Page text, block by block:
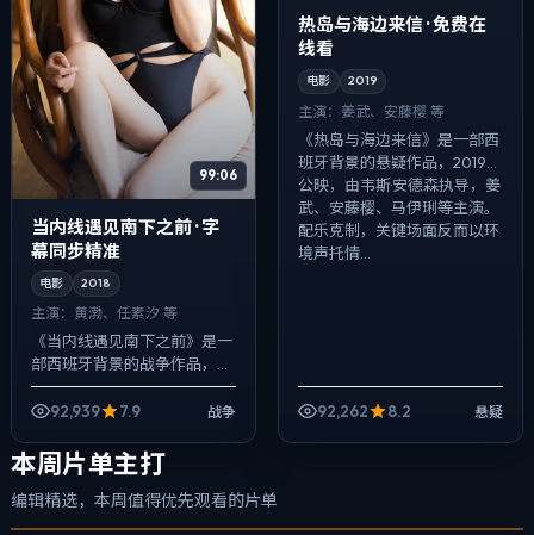
99:06
当内线遇见南下之前 · 字
幕同步精准
电影 2018
主演： 黄渤、任素汐 等
《当内线遇见南下之前》是一
部西班牙背景的战争作品，
2018年公映，由郭帆执导，黄
渤、任素汐、大鹏等主演。在
与留白，真相...
92,939 7.9 战争
热岛与海边来信 · 免费在
线看
电影 2019
主演： 姜武、安藤樱 等
《热岛与海边来信》是一部西
班牙背景的悬疑作品，2019年
公映，由韦斯·安德森执导，姜
武、安藤樱、马伊琍等主演。
配乐克制，关键场面反而以环
境声托情...
92,262 8.2 悬疑
本周片单主打
编辑精选，本周值得优先观看的片单